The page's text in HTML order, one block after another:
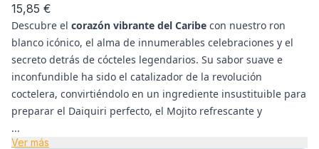
15,85 €
Descubre el corazón vibrante del Caribe con nuestro ron
blanco icónico, el alma de innumerables celebraciones y el
secreto detrás de cócteles legendarios. Su sabor suave e
inconfundible ha sido el catalizador de la revolución
coctelera, convirtiéndolo en un ingrediente insustituible para
preparar el Daiquiri perfecto, el Mojito refrescante y
...
Ver más